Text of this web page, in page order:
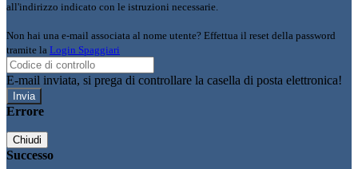
all'indirizzo indicato con le istruzioni necessarie.
Non hai una e-mail associata al nome utente? Effettua il reset della password
tramite la Login Spaggiari
E-mail inviata, si prega di controllare la casella di posta elettronica!
Errore
Chiudi
Successo